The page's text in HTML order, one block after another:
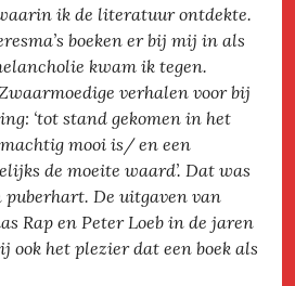
ik de literatuur ontdekte.
boeken er bij mij in als
kwam ik tegen.
verhalen voor bij
‘tot stand gekomen in het
mooi is/ en een
de moeite waard’. Dat was
De uitgaven van
Rap en Peter Loeb in de jaren
ook het plezier dat een boek als